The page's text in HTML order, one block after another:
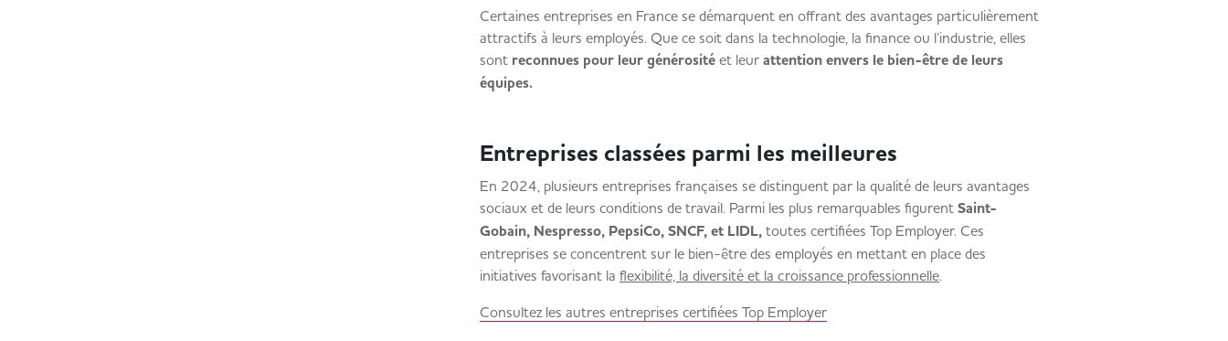
Certaines entreprises en France se démarquent en offrant des avantages particulièrement
attractifs à leurs employés. Que ce soit dans la technologie, la finance ou l’industrie, elles
sontreconnues pour leur générositéet leur attention envers le bien-être de leurs
équipes.
Entreprises classées parmi les meilleures
En 2024, plusieurs entreprises françaises se distinguent par la qualité de leurs avantages
sociaux et de leurs conditions de travail. Parmi les plus remarquables figurent Saint-
Gobain, Nespresso, PepsiCo, SNCF, et LIDL,toutes certifiées Top Employer. Ces
entreprises se concentrent sur le bien-être des employés en mettant en place des
initiatives favorisant la flexibilité, la diversité et la croissance professionnelle.
Consultez les autres entreprises certifiées Top Employer